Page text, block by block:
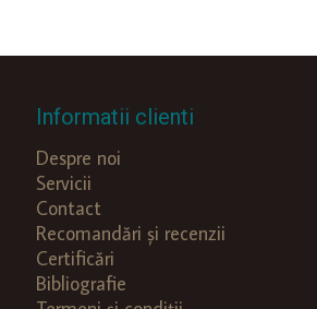
Informatii clienti
Despre noi
Servicii
Contact
Recomandări și recenzii
Certificări
Bibliografie